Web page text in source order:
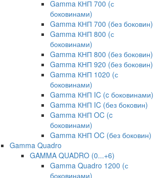
Gamma КНП 700 (с
боковинами)
Gamma КНП 700 (без боковин)
Gamma КНП 800 (с
боковинами)
Gamma КНП 800 (без боковин)
Gamma КНП 920 (без боковин)
Gamma КНП 1020 (с
боковинами)
Gamma КНП IC (c боковинами)
Gamma КНП IC (без боковин)
Gamma КНП OC (c
боковинами)
Gamma КНП OC (без боковин)
Gamma Quadro
GAMMA QUADRO (0...+6)
Gamma Quadro 1200 (с
боковинами)